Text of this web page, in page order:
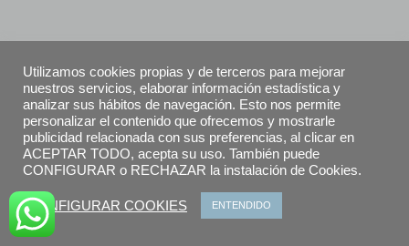
Política de Privacidad
Aviso Legal
Declaración de accesibilidad
Política de Cookies
Utilizamos cookies propias y de terceros para mejorar
nuestros servicios, elaborar información estadística y
analizar sus hábitos de navegación. Esto nos permite
personalizar el contenido que ofrecemos y mostrarle
publicidad relacionada con sus preferencias, al clicar en
ACEPTAR TODO, acepta su uso. También puede
CONFIGURAR o RECHAZAR la instalación de Cookies.
CONFIGURAR COOKIES ENTENDIDO